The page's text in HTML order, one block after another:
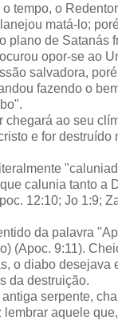
tempo, o
matá-lo;
plano de Satanás
opor-se ao
salvadora,
fazendo o
chegará ao seu
e for destruído
calunia tanto a
12:10; Jo 1:9;
da palavra
(Apoc. 9:11).
o diabo desejava
da destruição.
serpente,
lembrar aquele